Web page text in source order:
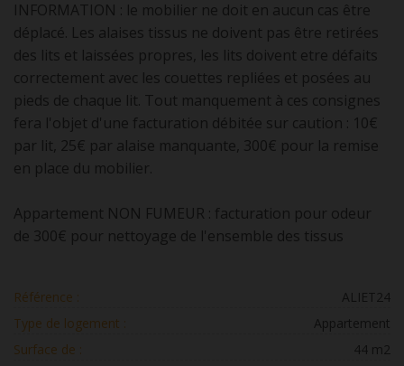
INFORMATION : le mobilier ne doit en aucun cas être
déplacé. Les alaises tissus ne doivent pas être retirées
des lits et laissées propres, les lits doivent etre défaits
correctement avec les couettes repliées et posées au
pieds de chaque lit. Tout manquement à ces consignes
fera l'objet d'une facturation débitée sur caution : 10€
par lit, 25€ par alaise manquante, 300€ pour la remise
en place du mobilier.
Appartement NON FUMEUR : facturation pour odeur
de 300€ pour nettoyage de l'ensemble des tissus
Référence :
ALIET24
Type de logement :
Appartement
Surface de :
44 m2